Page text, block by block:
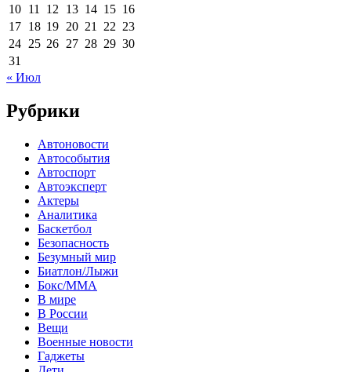
10 11 12 13 14 15 16
17 18 19 20 21 22 23
24 25 26 27 28 29 30
31
« Июл
Рубрики
Автоновости
Автособытия
Автоспорт
Автоэксперт
Актеры
Аналитика
Баскетбол
Безопасность
Безумный мир
Биатлон/Лыжи
Бокс/MMA
В мире
В России
Вещи
Военные новости
Гаджеты